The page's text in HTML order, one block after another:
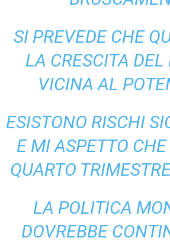
SI PREVEDE CHE
LA CRESCITA DEL
VICINA AL
ESISTONO RISCHI
E MI ASPETTO
QUARTO
LA POLITICA
DOVREBBE